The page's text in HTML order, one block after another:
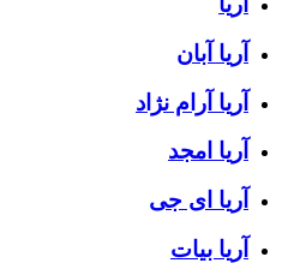
آریا آبان
آریا آرام نژاد
آریا امجد
آریا ای جی
آریا بیات